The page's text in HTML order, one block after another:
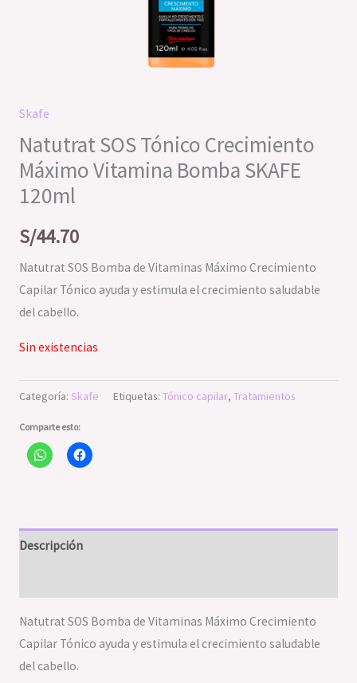
Skafe
Natutrat SOS Tónico Crecimiento
Máximo Vitamina Bomba SKAFE
120ml
S/44.70
Natutrat SOS Bomba de Vitaminas Máximo Crecimiento
Capilar Tónico ayuda y estimula el crecimiento saludable
del cabello.
Sin existencias
Categoría: Skafe Etiquetas: Tónico capilar, Tratamientos
Comparte esto:
Descripción
Natutrat SOS Bomba de Vitaminas Máximo Crecimiento
Capilar Tónico ayuda y estimula el crecimiento saludable
del cabello.